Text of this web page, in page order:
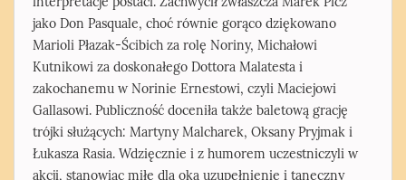
jako Don Pasquale, choć równie gorąco dziękowano
Marioli Płazak-Ścibich za rolę Noriny, Michałowi
Kutnikowi za doskonałego Dottora Malatesta i
zakochanemu w Norinie Ernestowi, czyli Maciejowi
Gallasowi. Publiczność doceniła także baletową grację
trójki służących: Martyny Malcharek, Oksany Pryjmak i
Łukasza Rasia. Wdzięcznie i z humorem uczestniczyli w
akcji, stanowiąc miłe dla oka uzupełnienie i taneczny